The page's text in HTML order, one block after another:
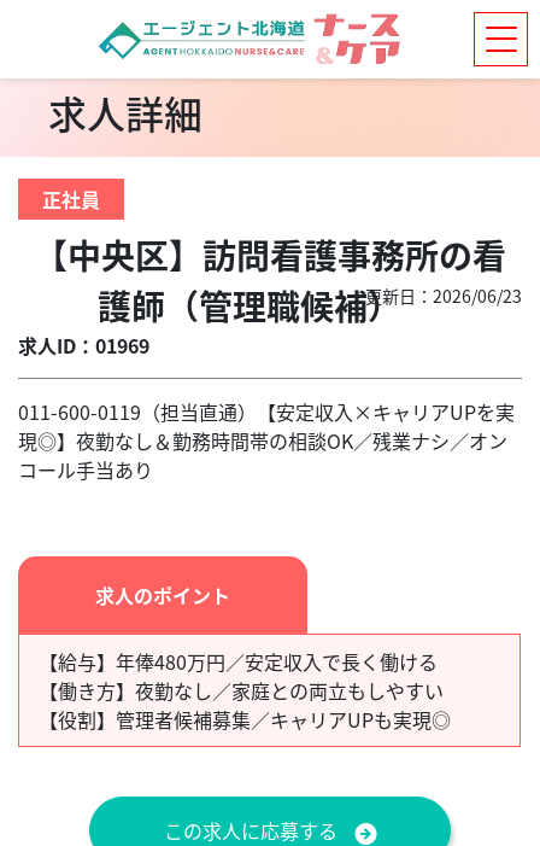
求人詳細
正社員
【中央区】訪問看護事務所の看
護師（管理職候補）
求人ID：01969
更新日：2026/06/23
011-600-0119（担当直通）【安定収入×キャリアUPを実
現◎】夜勤なし＆勤務時間帯の相談OK／残業ナシ／オン
コール手当あり
求人のポイント
【給与】 年俸480万円／安定収入で長く働ける
【働き方】 夜勤なし／家庭との両立もしやすい
【役割】 管理者候補募集／キャリアUPも実現◎
この求人に応募する